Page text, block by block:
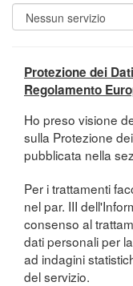
Protezione dei
Regolamento
Ho preso visione
sulla Protezione
pubblicata nella
Per i trattamenti
nel par. III
consenso al
dati personali per
ad indagini
del servizio.